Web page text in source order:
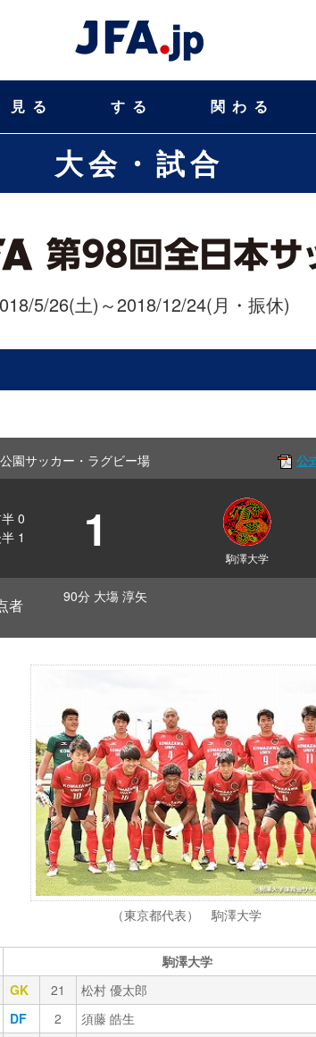
見る する 関わる
大会・試合
5/26(土)～2018/12/24(月・振休)
園サッカー・ラグビー場 公
0
1 1 駒澤大学
者 90分 大塲 淳矢
（東京都代表） 駒澤大学
駒澤大学
GK 21
松村 優太郎
DF 2
須藤 皓生